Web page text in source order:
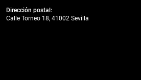
Dirección postal:
Calle Torneo 18, 41002 Sevilla